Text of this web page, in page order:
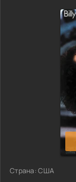
Страна: США